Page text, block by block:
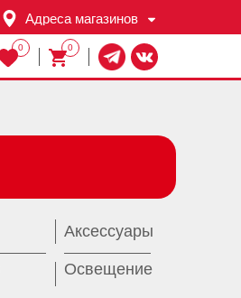
Адреса магазинов
0
0
Освещение
Аксессуары